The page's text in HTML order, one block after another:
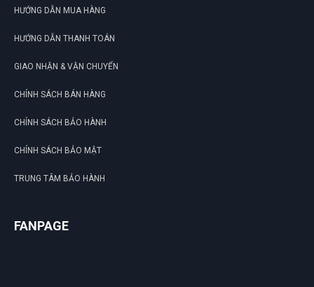
HƯỚNG DẪN MUA HÀNG
HƯỚNG DẪN THANH TOÁN
GIAO NHẬN & VẬN CHUYỂN
CHÍNH SÁCH BÁN HÀNG
CHÍNH SÁCH BẢO HÀNH
CHÍNH SÁCH BẢO MẬT
TRUNG TÂM BẢO HÀNH
FANPAGE